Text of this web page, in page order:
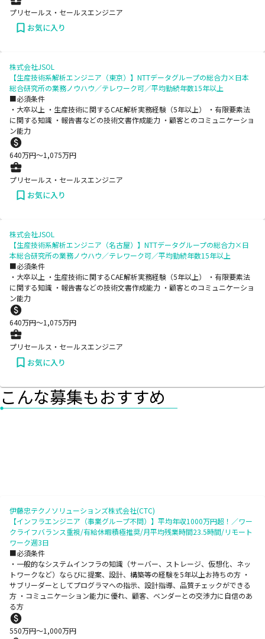
プリセールス・セールスエンジニア
お気に入り
株式会社JSOL
【生産技術系解析エンジニア（東京）】NTTデータグループの総合力×日本
総合研究所の業務ノウハウ／テレワーク可／平均勤続年数15年以上
■必須条件
・大卒以上 ・生産技術に関するCAE解析実務経験（5年以上） ・有限要素法
に関する知識 ・報告書などの技術文書作成能力 ・顧客とのコミュニケーショ
ン能力
640万円〜1,075万円
プリセールス・セールスエンジニア
お気に入り
株式会社JSOL
【生産技術系解析エンジニア（名古屋）】NTTデータグループの総合力×日
本総合研究所の業務ノウハウ／テレワーク可／平均勤続年数15年以上
■必須条件
・大卒以上 ・生産技術に関するCAE解析実務経験（5年以上） ・有限要素法
に関する知識 ・報告書などの技術文書作成能力 ・顧客とのコミュニケーショ
ン能力
640万円〜1,075万円
プリセールス・セールスエンジニア
お気に入り
こんな募集もおすすめ
伊藤忠テクノソリューションズ株式会社(CTC)
【インフラエンジニア（事業グループ不問）】平均年収1000万円超！／ワー
クライフバランス重視/有給休暇積極推奨/月平均残業時間23.5時間/リモート
ワーク週3日
■必須条件
・一般的なシステムインフラの知識（サーバー、ストレージ、仮想化、ネッ
トワークなど）ならびに提案、設計、構築等の経験を5年以上お持ちの方 ・
サブリーダーとしてプログラマへの指示、設計指導、品質チェックができる
方 ・コミュニケーション能力に優れ、顧客、ベンダーとの交渉力に自信のあ
る方
550万円〜1,000万円